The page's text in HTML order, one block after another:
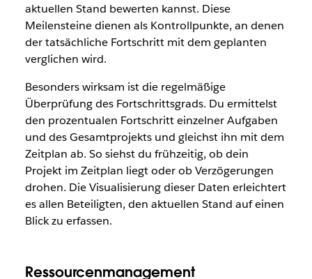
aktuellen Stand bewerten kannst. Diese
Meilensteine dienen als Kontrollpunkte, an denen
der tatsächliche Fortschritt mit dem geplanten
verglichen wird.
Besonders wirksam ist die regelmäßige
Überprüfung des Fortschrittsgrads. Du ermittelst
den prozentualen Fortschritt einzelner Aufgaben
und des Gesamtprojekts und gleichst ihn mit dem
Zeitplan ab. So siehst du frühzeitig, ob dein
Projekt im Zeitplan liegt oder ob Verzögerungen
drohen. Die Visualisierung dieser Daten erleichtert
es allen Beteiligten, den aktuellen Stand auf einen
Blick zu erfassen.
Ressourcenmanagement